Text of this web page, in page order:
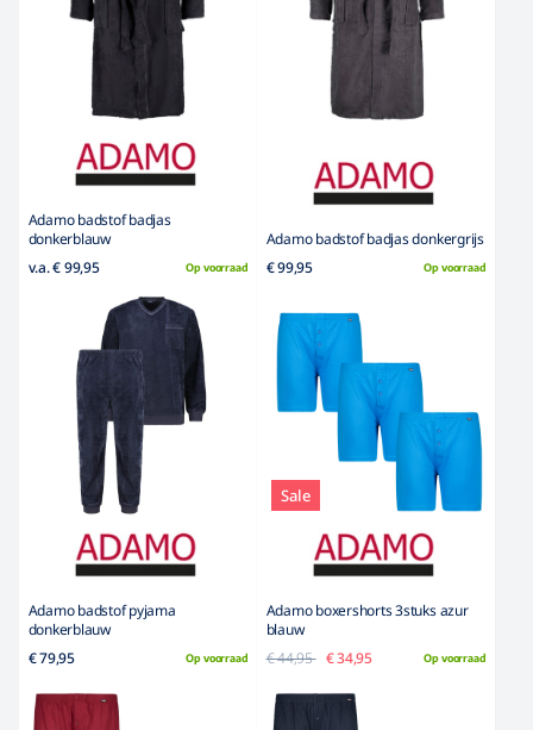
Adamo badstof badjas
donkerblauw
v.a. € 99,95
Op voorraad
Adamo badstof badjas donkergrijs
€ 99,95
Op voorraad
Adamo badstof pyjama
donkerblauw
€ 79,95
Op voorraad
Sale
Adamo boxershorts 3stuks azur
blauw
€ 44,95 € 34,95 Op voorraad